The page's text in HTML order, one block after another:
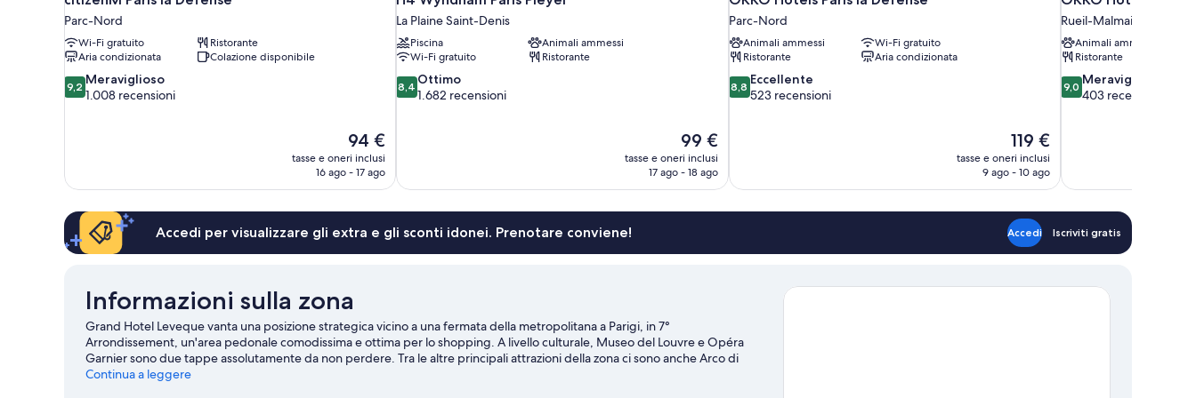
Parc-Nord
Wi-Fi gratuito
Ristorante
Aria condizionata
Colazione disponibile
9.2
su
9,2 Meraviglioso
1.008 recensioni
Il
prezzo
attuale
94 €
tasse e oneri inclusi
16 ago - 17 ago
La Plaine Saint-Denis
Piscina
Animali ammessi
Wi-Fi gratuito
Ristorante
8.4
su
8,4 Ottimo
1.682 recensioni
Il
prezzo
attuale
99 €
tasse e oneri inclusi
17 ago - 18 ago
Parc-Nord
Animali ammessi
Wi-Fi gratuito
Ristorante
Aria condizionata
8.8
su
8,8 Eccellente
523 recensioni
Il
prezzo
attuale
119 €
tasse e oneri inclusi
9 ago - 10 ago
Rueil-Malmaison
Animali ammessi
Ristorante
9.0
su
9,0 Meraviglioso
403 recensioni
Accedi per visualizzare gli extra e gli sconti idonei. Prenotare conviene! Accedi Iscriviti gratis
Informazioni sulla zona
Grand Hotel Leveque vanta una posizione strategica vicino a una fermata della metropolitana a Parigi, in 7°
Arrondissement, un'area pedonale comodissima e ottima per lo shopping. A livello culturale, Museo del Louvre e Opéra
Garnier sono due tappe assolutamente da non perdere. Tra le altre principali attrazioni della zona ci sono anche Arco di
Trionfo e Cattedrale di Notre-Dame. Non rinunciare a visitare Giardini di Lussemburgo e Giardini di Tuileries. Questo hotel
Continua a leggere